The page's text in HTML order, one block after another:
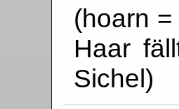
(hoarn
Haar
Sichel)